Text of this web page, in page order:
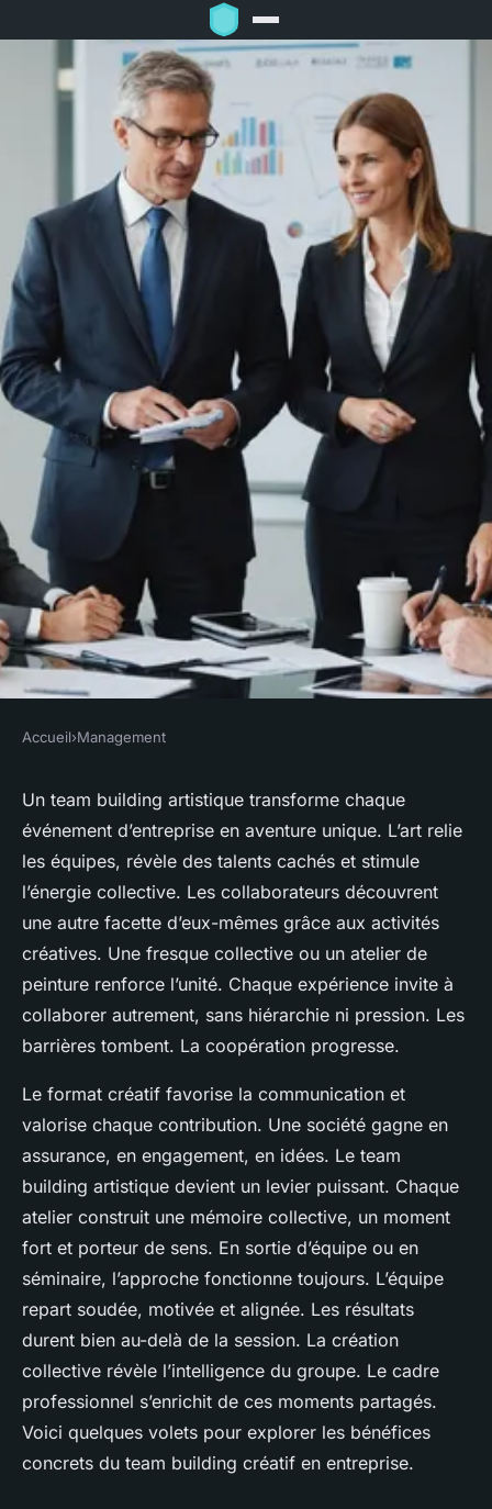
MANAGEMENT
Team building artistiques
pour les entreprises : les
points forts
Victor•8 août 2025 •4 min de lecture
Accueil›Management
Un team building artistique transforme chaque
événement d’entreprise en aventure unique. L’art relie
les équipes, révèle des talents cachés et stimule
l’énergie collective. Les collaborateurs découvrent
une autre facette d’eux-mêmes grâce aux activités
créatives. Une fresque collective ou un atelier de
peinture renforce l’unité. Chaque expérience invite à
collaborer autrement, sans hiérarchie ni pression. Les
barrières tombent. La coopération progresse.
Le format créatif favorise la communication et
valorise chaque contribution. Une société gagne en
assurance, en engagement, en idées. Le team
building artistique devient un levier puissant. Chaque
atelier construit une mémoire collective, un moment
fort et porteur de sens. En sortie d’équipe ou en
séminaire, l’approche fonctionne toujours. L’équipe
repart soudée, motivée et alignée. Les résultats
durent bien au-delà de la session. La création
collective révèle l’intelligence du groupe. Le cadre
professionnel s’enrichit de ces moments partagés.
Voici quelques volets pour explorer les bénéfices
concrets du team building créatif en entreprise.